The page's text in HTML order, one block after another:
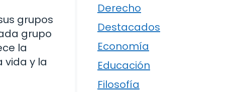
grupos
grupo
la
vida y la
Derecho
Destacados
Economía
Educación
Filosofía